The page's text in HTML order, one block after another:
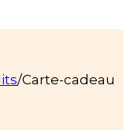
/Carte-cadeau